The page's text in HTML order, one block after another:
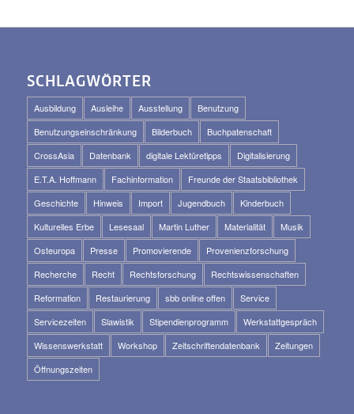
SCHLAGWÖRTER
Ausbildung Ausleihe Ausstellung
Benutzung
Benutzungseinschränkung
Bilderbuch
Buchpatenschaft
CrossAsia
Datenbank digitale Lektüretipps
Digitalisierung
E.T.A. Hoffmann
Fachinformation
Freunde der Staatsbibliothek
Geschichte
Hinweis Import Jugendbuch
Kinderbuch
Kulturelles Erbe
Lesesaal Martin Luther Materialität
Musik
Osteuropa
Presse Promovierende
Provenienzforschung
Recherche
Recht Rechtsforschung
Rechtswissenschaften
Reformation
Restaurierung sbb online offen
Service
Servicezeiten
Slawistik Stipendienprogramm
Werkstattgespräch
Wissenswerkstatt
Workshop Zeitschriftendatenbank
Zeitungen
Öffnungszeiten